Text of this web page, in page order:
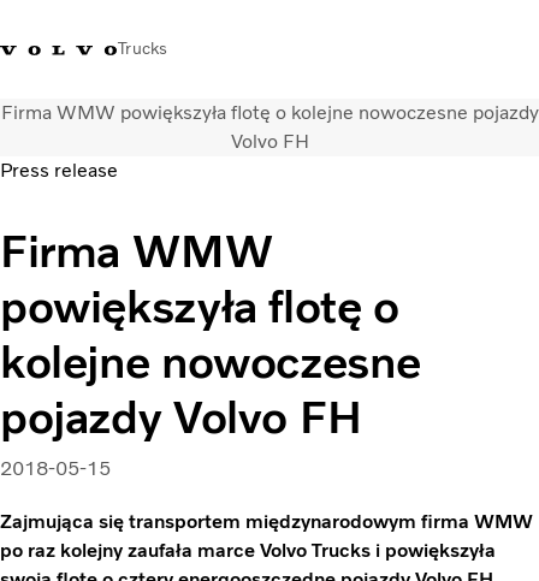
Trucks
+48 22 383 45 00Sklep Volvo TrucksZaloguj sięPolska
Samochody ciężarowe
Usługi
Wyszukiwarka dealerów
Aktualności
O nas
Volvo Truck Builder
Kontakt
Firma WMW powiększyła flotę o kolejne nowoczesne pojazdy
Volvo FH
Press release
Firma WMW
powiększyła flotę o
kolejne nowoczesne
pojazdy Volvo FH
2018-05-15
Zajmująca się transportem międzynarodowym firma WMW
po raz kolejny zaufała marce Volvo Trucks i powiększyła